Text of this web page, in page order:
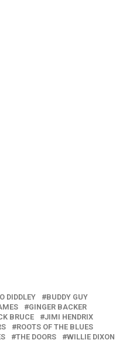
DIDDLEY
BUDDY GUY
GINGER BACKER
BRUCE
JIMI HENDRIX
ROOTS OF THE BLUES
THE DOORS WILLIE DIXON